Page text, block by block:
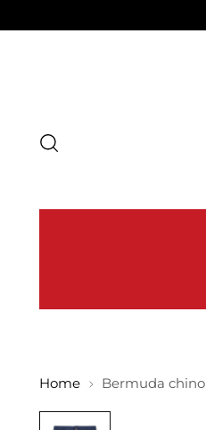
Home Bermuda chino